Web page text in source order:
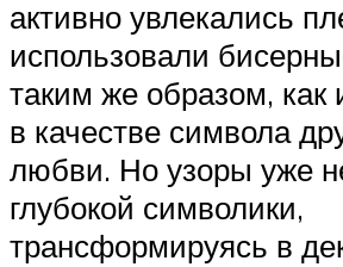
активно увлекались
использовали
таким же образом,
в качестве символа
любви. Но узоры уже
глубокой символики,
трансформируясь в